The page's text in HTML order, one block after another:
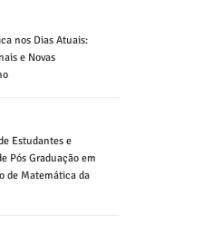
nos Dias Atuais:
e Novas
Estudantes e
Pós Graduação em
de Matemática da